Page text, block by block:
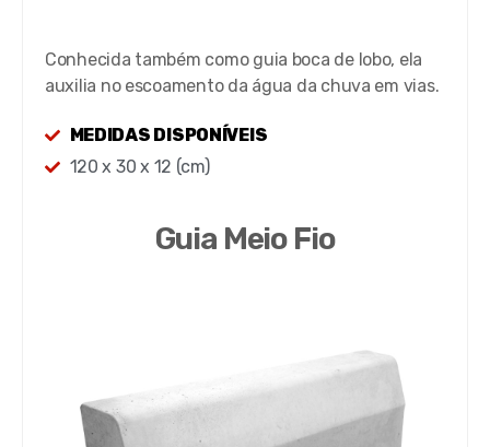
Conhecida também como guia boca de lobo, ela
auxilia no escoamento da água da chuva em vias.
MEDIDAS DISPONÍVEIS
120 x 30 x 12 (cm)
Guia Meio Fio